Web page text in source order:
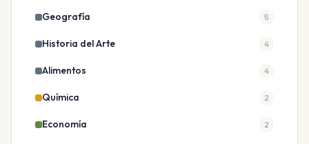
Geografía 5
Historia del Arte 4
Alimentos 4
Química 2
Economía 2